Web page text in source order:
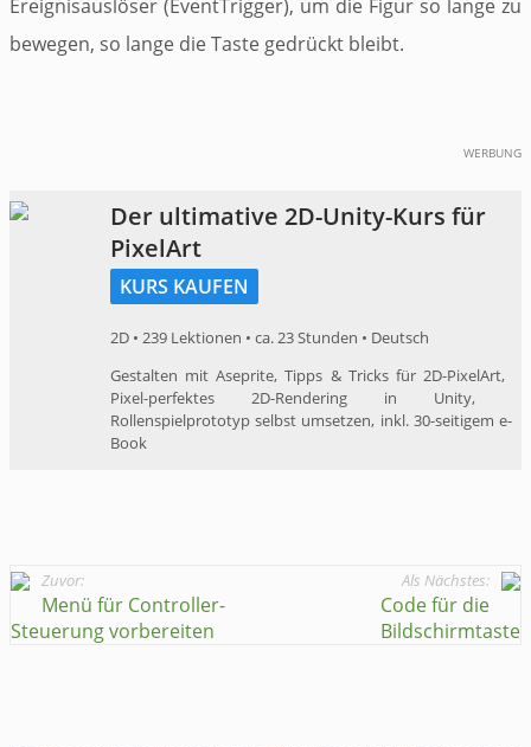
Ereignisauslöser (EventTrigger), um die Figur so lange zu
bewegen, so lange die Taste gedrückt bleibt.
WERBUNG
​Der ultimative 2D-Unity-Kurs für
PixelArt
KURS KAUFEN
2D • 239 Lektionen • ca. 23 Stunden • Deutsch
​Gestalten mit Aseprite, ​Tipps & Tricks für 2D-​PixelArt, ​
Pixel-perfektes ​2D-​Rendering in Unity​, ​
Rollenspielprototyp selbst ​umsetzen, ​inkl. ​30-seitigem ​e-
Book​
Zuvor:
Menü für Controller-
Steuerung vorbereiten
Als Nächstes:
Code für die
Bildschirmtaste